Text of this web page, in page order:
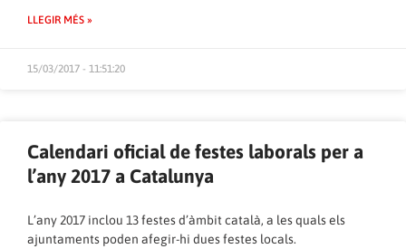
LLEGIR MÉS »
15/03/2017 - 11:51:20
Calendari oficial de festes laborals per a
l’any 2017 a Catalunya
L’any 2017 inclou 13 festes d’àmbit català, a les quals els
ajuntaments poden afegir-hi dues festes locals.